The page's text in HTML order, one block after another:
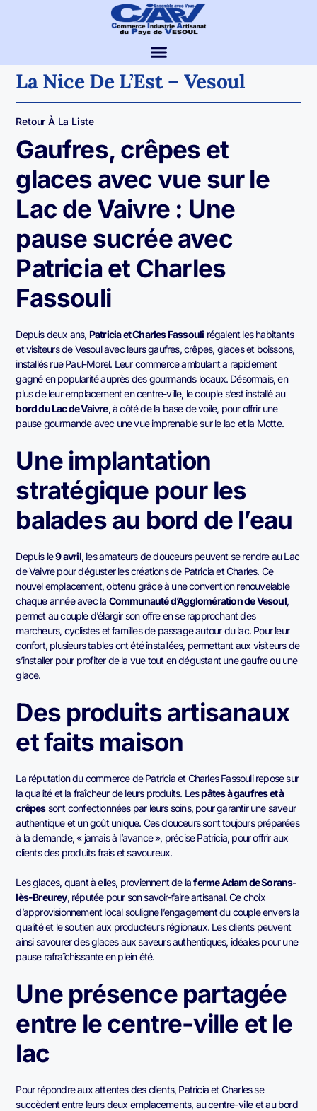
La Nice De L’Est – Vesoul
Retour À La Liste
Gaufres, crêpes et
glaces avec vue sur le
Lac de Vaivre : Une
pause sucrée avec
Patricia et Charles
Fassouli
Depuis deux ans, Patricia et Charles Fassouli régalent les habitants
et visiteurs de Vesoul avec leurs gaufres, crêpes, glaces et boissons,
installés rue Paul-Morel. Leur commerce ambulant a rapidement
gagné en popularité auprès des gourmands locaux. Désormais, en
plus de leur emplacement en centre-ville, le couple s’est installé au
bord du Lac de Vaivre, à côté de la base de voile, pour offrir une
pause gourmande avec une vue imprenable sur le lac et la Motte.
Une implantation
stratégique pour les
balades au bord de l’eau
Depuis le9 avril, les amateurs de douceurs peuvent se rendre au Lac
de Vaivre pour déguster les créations de Patricia et Charles. Ce
nouvel emplacement, obtenu grâce à une convention renouvelable
chaque année avec la Communauté d’Agglomération de Vesoul,
permet au couple d’élargir son offre en se rapprochant des
marcheurs, cyclistes et familles de passage autour du lac. Pour leur
confort, plusieurs tables ont été installées, permettant aux visiteurs de
s’installer pour profiter de la vue tout en dégustant une gaufre ou une
glace.
Des produits artisanaux
et faits maison
La réputation du commerce de Patricia et Charles Fassouli repose sur
la qualité et la fraîcheur de leurs produits. Lespâtes à gaufres et à
crêpessont confectionnées par leurs soins, pour garantir une saveur
authentique et un goût unique. Ces douceurs sont toujours préparées
à la demande, « jamais à l’avance », précise Patricia, pour offrir aux
clients des produits frais et savoureux.
Les glaces, quant à elles, proviennent de laferme Adam de Sorans-
lès-Breurey, réputée pour son savoir-faire artisanal. Ce choix
d’approvisionnement local souligne l’engagement du couple envers la
qualité et le soutien aux producteurs régionaux. Les clients peuvent
ainsi savourer des glaces aux saveurs authentiques, idéales pour une
pause rafraîchissante en plein été.
Une présence partagée
entre le centre-ville et le
lac
Pour répondre aux attentes des clients, Patricia et Charles se
succèdent entre leurs deux emplacements, au centre-ville et au bord